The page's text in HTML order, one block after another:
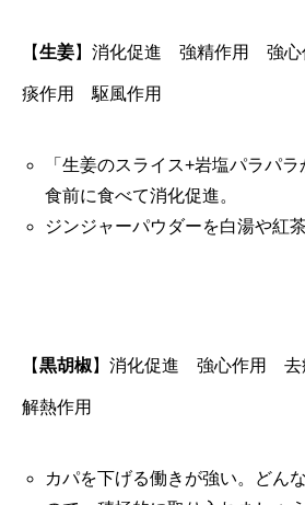
【生姜】 消化促進 強精作用 強
痰作用 駆風作用
「生姜のスライス+岩塩パラパ
食前に食べて消化促進。
ジンジャーパウダーを白湯や紅
【黒胡椒】 消化促進 強心作用
解熱作用
カパを下げる働きが強い。どん